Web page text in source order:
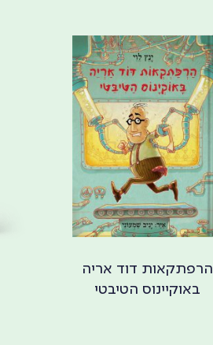
הרפתקאות דוד אריה
באוקיינוס הטיבטי